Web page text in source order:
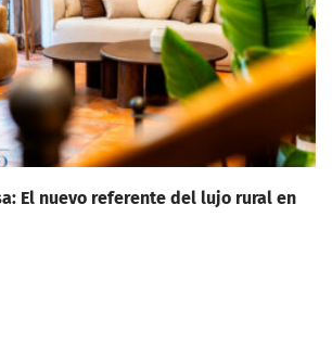
El nuevo referente del lujo rural en